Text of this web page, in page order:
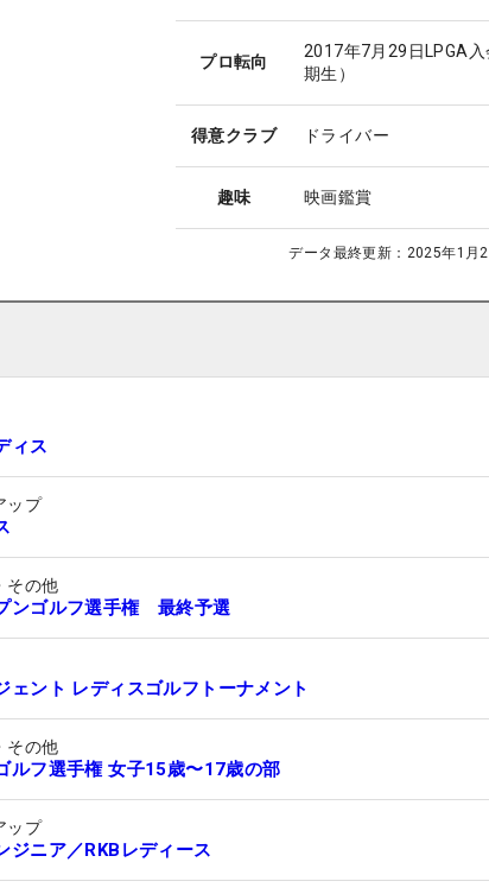
プロ転向
2017年7月29日LPGA
期生）
得意クラブ ドライバー
趣味 映画鑑賞
データ最終更新： 2025年1月
ィス
ップ
その他
ンゴルフ選手権 最終予選
ェント レディスゴルフトーナメント
その他
ルフ選手権 女子15歳〜17歳の部
ップ
ジニア／RKBレディース